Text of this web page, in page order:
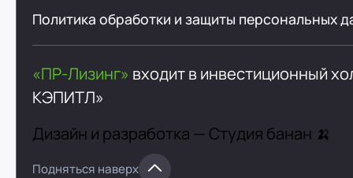
Политика обработки и защиты персональных
«ПР-Лизинг» входит в инвестиционный
КЭПИТЛ»
Дизайн и разработка — Студия банан 🍌
Подняться наверх